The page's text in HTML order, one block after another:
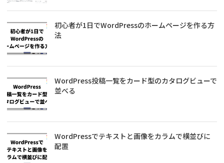
初心者が1日でWordPressのホームページを作る方
法
WordPress投稿一覧をカード型のカタログビューで
並べる
WordPressでテキストと画像をカラムで横並びに
配置